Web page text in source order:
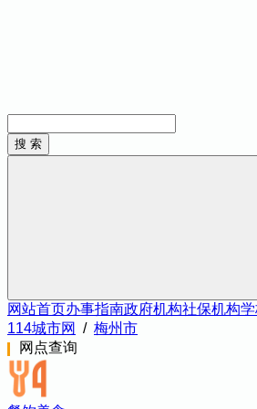
网站首页办事指南政府机构社保机构
114城市网
/ 梅州市
网点查询